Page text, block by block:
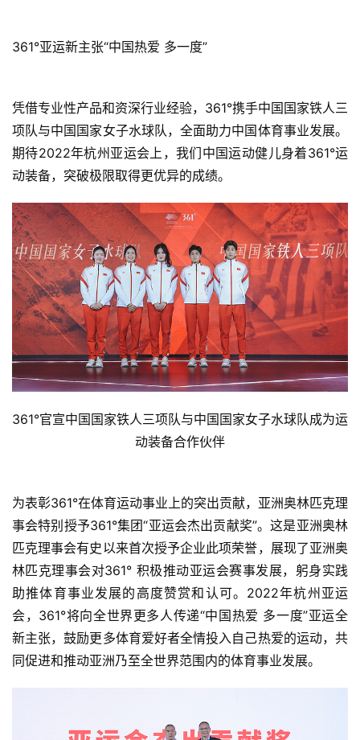
361°亚运新主张“中国热爱 多一度”
凭借专业性产品和资深行业经验，361°携手中国国家铁人三
项队与中国国家女子水球队，全面助力中国体育事业发展。
期待2022年杭州亚运会上，我们中国运动健儿身着361°运
动装备，突破极限取得更优异的成绩。
361°官宣中国国家铁人三项队与中国国家女子水球队成为运
动装备合作伙伴
为表彰361°在体育运动事业上的突出贡献，亚洲奥林匹克理
事会特别授予361°集团“亚运会杰出贡献奖”。这是亚洲奥林
匹克理事会有史以来首次授予企业此项荣誉，展现了亚洲奥
林匹克理事会对361° 积极推动亚运会赛事发展，躬身实践
助推体育事业发展的高度赞赏和认可。2022年杭州亚运
会，361°将向全世界更多人传递“中国热爱 多一度”亚运全
新主张，鼓励更多体育爱好者全情投入自己热爱的运动，共
同促进和推动亚洲乃至全世界范围内的体育事业发展。